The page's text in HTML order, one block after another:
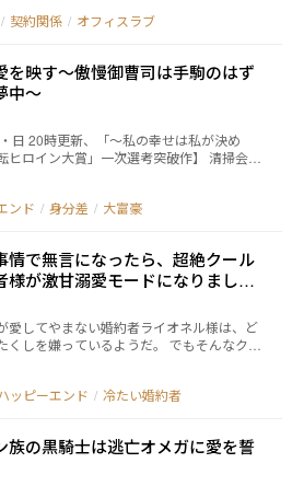
を過ぎたら、私たちは赤の他人」そんな虚
で自分を守るしかなかった奈月を待ってい
を排除しようと目論む令嬢・佐伯涼子。そ
への歪んだ執着から、親友という仮面を脱
奈落へ突き落とそうとする杏。 【加速す
男たちの執着】 冷徹な仮面の裏で、長年奈
拗に見つめ続けてきた許婚・瑛斗。 復讐の
月に近づきながら、その芯の強さに毒され
家・蓮。 幼馴染の枠を超え、狂気的なまで
出しにする健太。 親世代から続く歪ん
財閥の権力争い。 四面楚歌の状況下で、奈
武器を手に、彼女は自分を蔑んだすべての
する――。 「私はもう、ただの『担
わらない。人を見抜くのは、目ではなく言
ない不器用な女性が、策
の中で真実の愛と自立を掴み取る。 切な
ほどスリリングな、契約から始まる、逆転
1回逆転ヒロイン大賞・一次通過作品
/ 契約関係 / オフィスラブ
を映す～傲慢御曹司は手駒のはず
中～
・日 20時更新、「～私の幸せは私が決め
ロイン大賞」一次選考突破作】 清掃会社
は、偶然出会った大手貿易商社一族の御曹
二から熱烈な求愛を受け、身分違いと知り
た。 だが結婚後、稔二が欲しかったのは手
婚届けを置いて逃亡。 国内外を行き来する
で清掃係として働き、身を隠そうとする。
んと稔二が船に乗船。おまけに危ないとこ
れる。 報復を覚悟する裕理だが、どうやら
気づいていない様子。 裕理はとっさに
のスタッフから付けられた愛称『ユウ』を
傲慢な御曹司が、都合のいい
ずの妻へ、心を込めた言葉を伝えられるよ
での物語。 エブリスタにも掲載中。
ンド / 身分差 / 大富豪
情で無言になったら、超絶クール
様が激甘溺愛モードになりまし
愛してやまない婚約者ライオネル様は、ど
を嫌っているようだ。 でもそんなクー
ル様も素敵ですわ——！！ ハーミリアは
で超絶美形の婚約者ライオネルを心から愛
しかし、ライオネルにはハーミリアだけに
維持するために涙ぐましい努力をしてい
ッピーエンド / 冷たい婚約者
族の黒騎士は逃亡オメガに愛を誓